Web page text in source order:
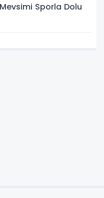
Sporla Dolu